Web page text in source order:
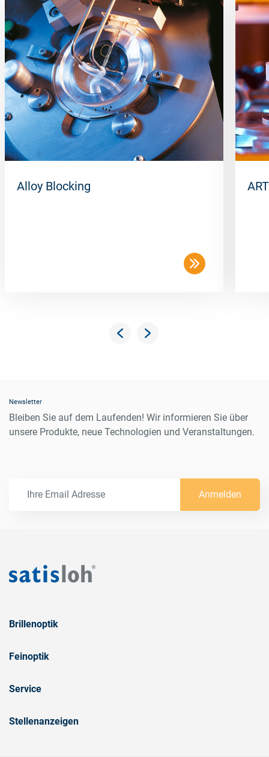
Alloy Blocking
Newsletter
Bleiben Sie auf dem Laufenden! Wir informieren Sie über
unsere Produkte, neue Technologien und Veranstaltungen.
Anmelden
Brillenoptik
Feinoptik
Service
Stellenanzeigen